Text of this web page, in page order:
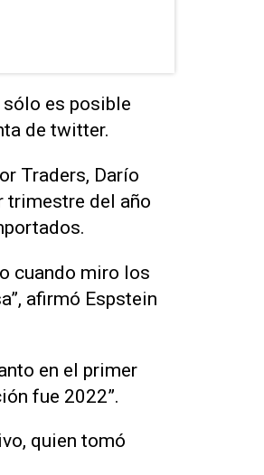
es posible
de twitter.
Traders, Darío
trimestre del año
cuando miro los
afirmó Espstein
en el primer
fue 2022”.
quien tomó